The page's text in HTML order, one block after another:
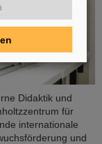
Didaktik und
für
internationale
und